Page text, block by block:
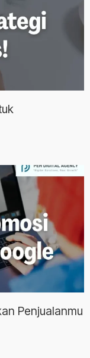
Penjualanmu